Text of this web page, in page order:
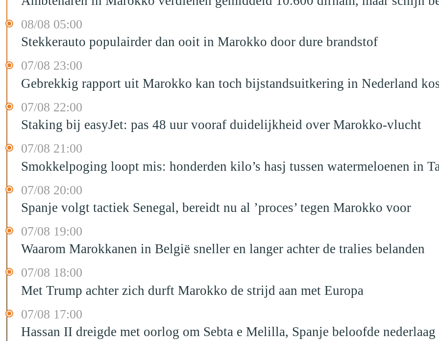
08/08 05:00
Stekkerauto populairder dan ooit in Marokko door dure brandstof
07/08 23:00
Gebrekkig rapport uit Marokko kan toch bijstandsuitkering in Nederland
07/08 22:00
Staking bij easyJet: pas 48 uur vooraf duidelijkheid over Marokko-vlucht
07/08 21:00
Smokkelpoging loopt mis: honderden kilo’s hasj tussen watermeloenen in
07/08 20:00
Spanje volgt tactiek Senegal, bereidt nu al ’proces’ tegen Marokko voor
07/08 19:00
Waarom Marokkanen in België sneller en langer achter de tralies belanden
07/08 18:00
Met Trump achter zich durft Marokko de strijd aan met Europa
07/08 17:00
Hassan II dreigde met oorlog om Sebta e Melilla, Spanje beloofde nederlaag